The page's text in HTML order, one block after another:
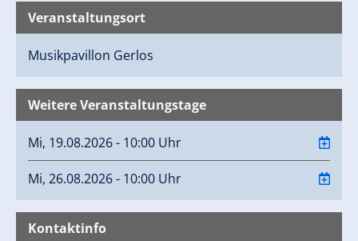
Veranstaltungsort
Musikpavillon Gerlos
Weitere Veranstaltungstage
Mi, 19.08.2026 - 10:00 Uhr
Mi, 26.08.2026 - 10:00 Uhr
Kontaktinfo